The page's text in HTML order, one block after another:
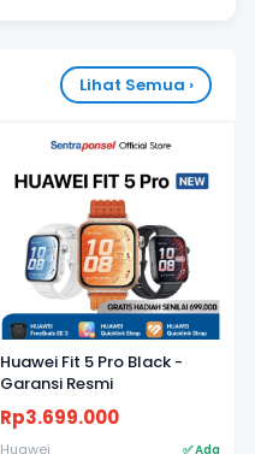
Lihat Semua ›
Huawei Fit 5 Pro Black -
Garansi Resmi
Rp3.699.000
Huawei ✅ Ada